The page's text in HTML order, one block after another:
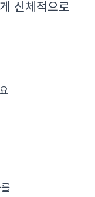
신체적으로